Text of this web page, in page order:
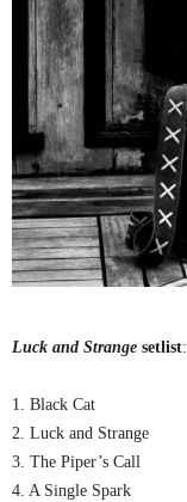
Luck and Strange setlist:
1. Black Cat
2. Luck and Strange
3. The Piper’s Call
4. A Single Spark